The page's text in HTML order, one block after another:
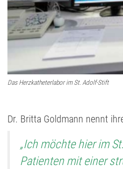
Das Herzkatheterlabor im St. Adolf-Stift
Dr. Britta Goldmann nennt
„Ich möchte hier im
Patienten mit einer